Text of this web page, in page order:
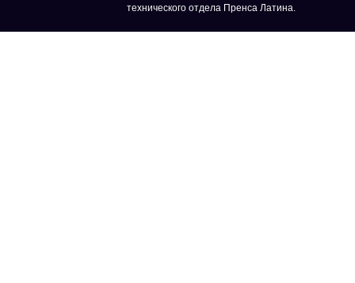
технического отдела Пренса Латина.